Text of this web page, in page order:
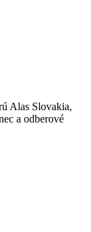
Alas Slovakia,
a odberové